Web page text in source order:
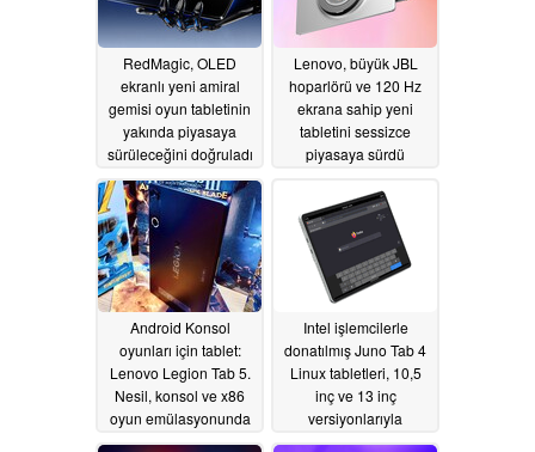
RedMagic, OLED
ekranlı yeni amiral
gemisi oyun tabletinin
yakında piyasaya
sürüleceğini doğruladı
06/17/2026
Lenovo, büyük JBL
hoparlörü ve 120 Hz
ekrana sahip yeni
tabletini sessizce
piyasaya sürdü
Android Konsol
oyunları için tablet:
Lenovo Legion Tab 5.
Nesil, konsol ve x86
oyun emülasyonunda
öne çıkıyor06/15/2026
Intel işlemcilerle
donatılmış Juno Tab 4
Linux tabletleri, 10,5
inç ve 13 inç
versiyonlarıyla
piyasaya çıkıyor